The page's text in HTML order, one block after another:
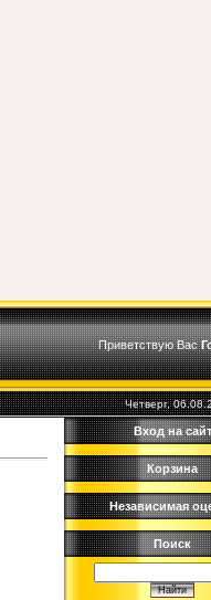
Приветствую Вас
Четверг,
Вход на сайт
Корзина
Независимая
Поиск